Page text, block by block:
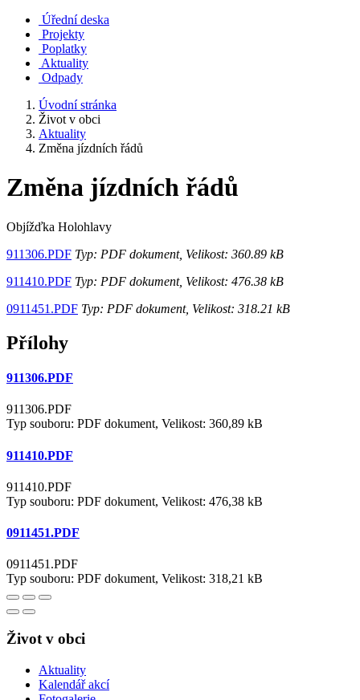
Úřední deska
Projekty
Poplatky
Aktuality
Odpady
Úvodní stránka
Život v obci
Aktuality
Změna jízdních řádů
Změna jízdních řádů
Objížďka Holohlavy
911306.PDF Typ: PDF dokument, Velikost: 360.89 kB
911410.PDF Typ: PDF dokument, Velikost: 476.38 kB
0911451.PDF Typ: PDF dokument, Velikost: 318.21 kB
Přílohy
911306.PDF
911306.PDF
Typ souboru: PDF dokument, Velikost: 360,89 kB
911410.PDF
911410.PDF
Typ souboru: PDF dokument, Velikost: 476,38 kB
0911451.PDF
0911451.PDF
Typ souboru: PDF dokument, Velikost: 318,21 kB
Život v obci
Aktuality
Kalendář akcí